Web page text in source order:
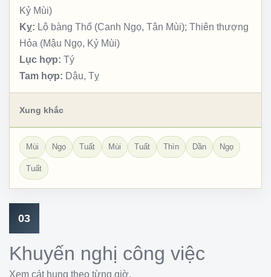
Kỷ Mùi)
Kỵ: Lộ bàng Thổ (Canh Ngọ, Tân Mùi); Thiên thượng
Hỏa (Mậu Ngọ, Kỷ Mùi)
Lục hợp: Tý
Tam hợp: Dậu, Tỵ
Xung khắc
Mùi Ngọ Tuất Mùi Tuất Thìn Dần Ngọ
Tuất
03
Khuyến nghị công việc
Xem cát hung theo từng giờ.